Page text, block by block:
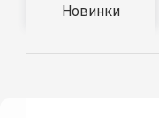
Новинки